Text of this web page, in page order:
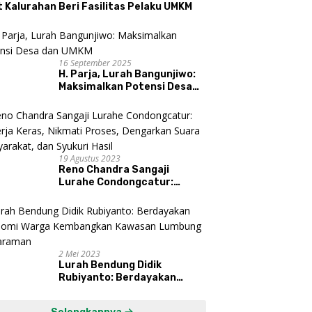
Kalurahan Beri Fasilitas Pelaku UMKM
16 September 2025
H. Parja, Lurah Bangunjiwo:
Maksimalkan Potensi Desa
19 Agustus 2023
Reno Chandra Sangaji
Lurahe Condongcatur:
Proses, Dengarkan Suara
Masyarakat, dan Syukuri
Hasil
2 Mei 2023
Lurah Bendung Didik
Rubiyanto: Berdayakan